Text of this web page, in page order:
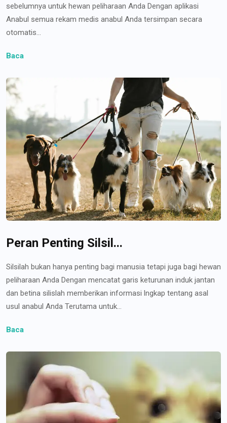
sebelumnya untuk hewan peliharaan Anda Dengan aplikasi
Anabul semua rekam medis anabul Anda tersimpan secara
otomatis...
Baca
Peran Penting Silsil...
Silsilah bukan hanya penting bagi manusia tetapi juga bagi hewan
peliharaan Anda Dengan mencatat garis keturunan induk jantan
dan betina silislah memberikan informasi lngkap tentang asal
usul anabul Anda Terutama untuk...
Baca